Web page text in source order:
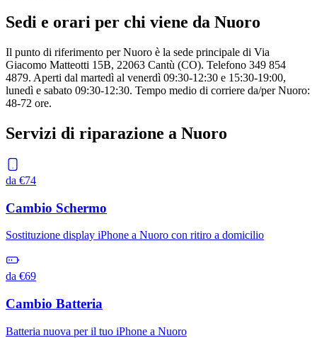
Sedi e orari per chi viene da Nuoro
Il punto di riferimento per Nuoro è la sede principale di Via
Giacomo Matteotti 15B, 22063 Cantù (CO). Telefono 349 854
4879. Aperti dal martedì al venerdì 09:30-12:30 e 15:30-19:00,
lunedì e sabato 09:30-12:30. Tempo medio di corriere da/per Nuoro:
48-72 ore.
Servizi di riparazione a Nuoro
da €74
Cambio Schermo
Sostituzione display iPhone a Nuoro con ritiro a domicilio
da €69
Cambio Batteria
Batteria nuova per il tuo iPhone a Nuoro